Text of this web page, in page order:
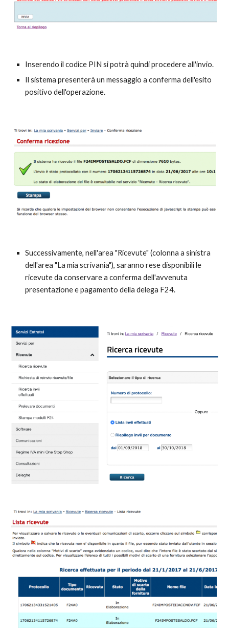
Inserendo il codice PIN si potrà quindi procedere all'invio.
Il sistema presenterà un messaggio a conferma dell'esito
positivo dell'operazione.
Successivamente, nell'area "Ricevute" (colonna a sinistra
dell'area "La mia scrivania"), saranno rese disponibili le
ricevute da conservare a conferma dell'avvenuta
presentazione e pagamento della delega F24.